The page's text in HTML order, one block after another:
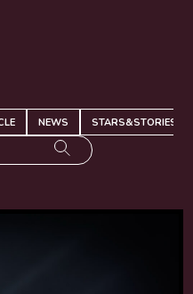
NEWS STARS&STORIES